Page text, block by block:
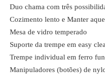
Duo chama com três
Cozimento lento e Manter
Mesa de vidro temperado
Suporte da trempe em easy
Trempe individual em ferro
Manipuladores (botões) de